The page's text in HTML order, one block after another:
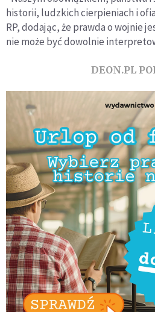
historii, ludzkich cierpieniach i
RP, dodając, że prawda o wojnie
nie może być dowolnie
DEON.PL